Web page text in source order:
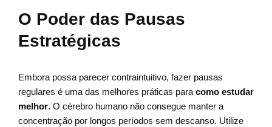
O Poder das Pausas
Estratégicas
Embora possa parecer contraintuitivo, fazer pausas
regulares é uma das melhores práticas para como estudar
melhor. O cérebro humano não consegue manter a
concentração por longos períodos sem descanso. Utilize